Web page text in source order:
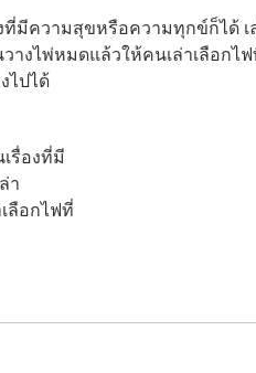
ที่มีความสุขหรือความทุกข์ก็ได้ เ
างไพ่หมดแล้วให้คนเล่าเลือกไ
ไปได้
รื่องที่มี
า
ลือกไฟที่